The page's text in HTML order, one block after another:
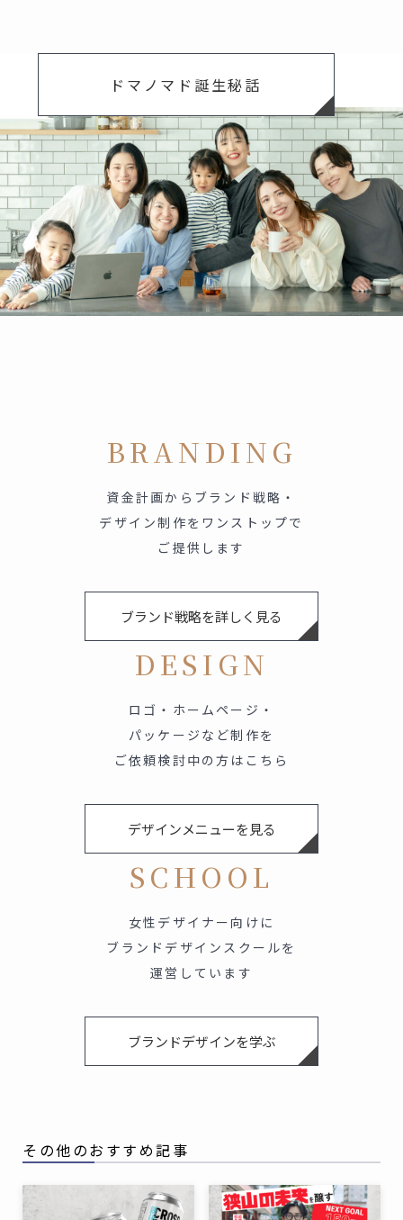
ドマノマド誕生秘話
BRANDING
資金計画からブランド戦略・
デザイン制作をワンストップで
ご提供します
ブランド戦略を詳しく見る
DESIGN
ロゴ・ホームページ・
パッケージなど制作を
ご依頼検討中の方はこちら
デザインメニューを見る
SCHOOL
女性デザイナー向けに
ブランドデザインスクールを
運営しています
ブランドデザインを学ぶ
その他のおすすめ記事